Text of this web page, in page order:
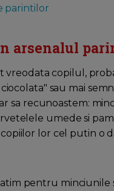
parintilor
arsenalul
vreodata copilul,
sau mai
sa recunoastem:
umede si
lor cel putin o
pentru minciunile